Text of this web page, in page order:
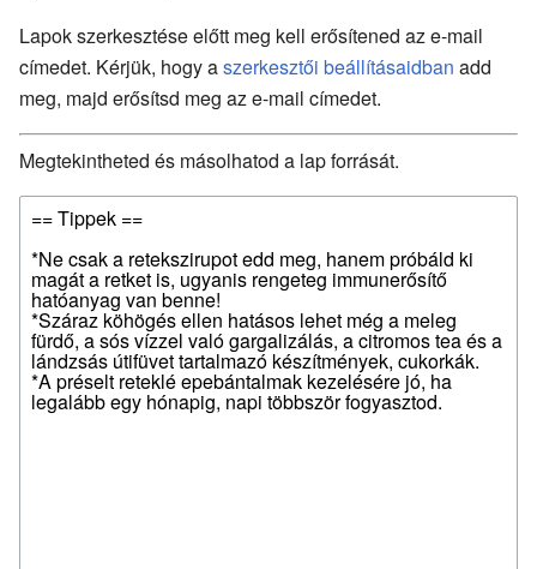
Lapok szerkesztése előtt meg kell erősítened az e-mail
címedet. Kérjük, hogy aszerkesztői beállításaidban add
meg, majd erősítsd meg az e-mail címedet.
Megtekintheted és másolhatod a lap forrását.